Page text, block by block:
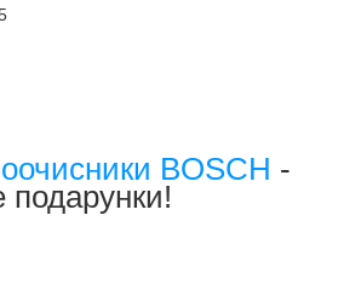
BOSCH -
подарунки!